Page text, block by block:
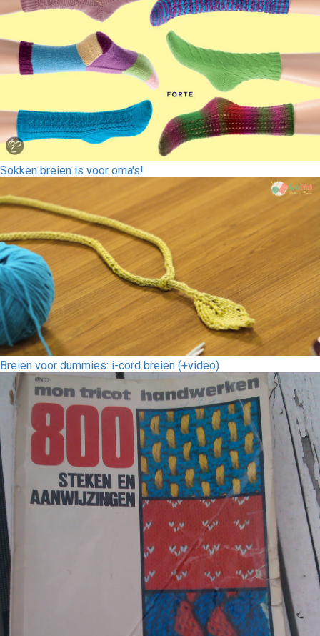
Sokken breien is voor oma's!
Breien voor dummies: i-cord breien (+video)